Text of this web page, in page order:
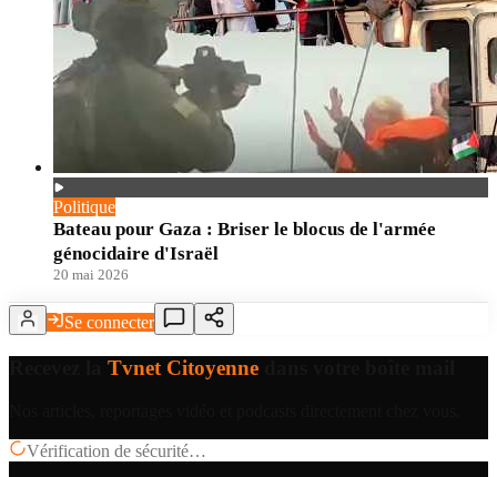
Politique
Bateau pour Gaza : Briser le blocus de l'armée
génocidaire d'Israël
20 mai 2026
Se connecter
Tvnet Citoyenne
Vérification de sécurité…